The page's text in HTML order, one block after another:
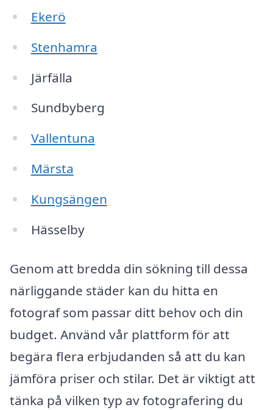
Ekerö
Stenhamra
Järfälla
Sundbyberg
Vallentuna
Märsta
Kungsängen
Hässelby
Genom att bredda din sökning till dessa
närliggande städer kan du hitta en
fotograf som passar ditt behov och din
budget. Använd vår plattform för att
begära flera erbjudanden så att du kan
jämföra priser och stilar. Det är viktigt att
tänka på vilken typ av fotografering du